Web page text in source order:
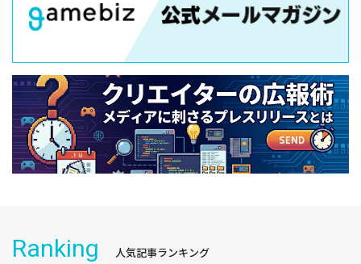
Ranking 人気記事ランキング